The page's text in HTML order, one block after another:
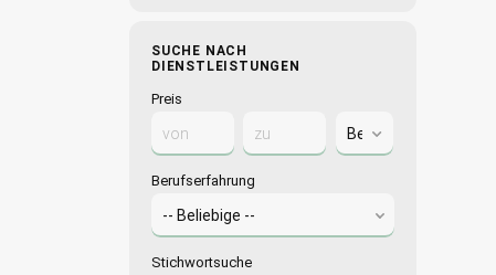
SUCHE NACH
DIENSTLEISTUNGEN
Preis
Berufserfahrung
Stichwortsuche